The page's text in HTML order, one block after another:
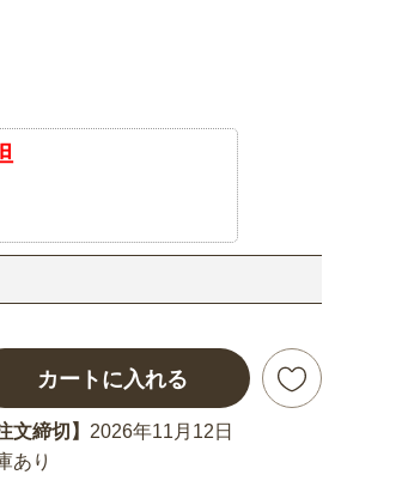
カートに入れる
文締切】 2026年11月12日
あり